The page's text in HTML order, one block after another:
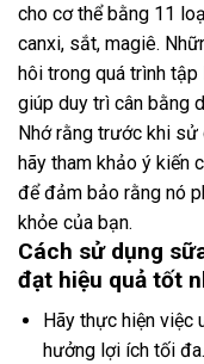
cho cơ thể bằng 11
canxi, sắt, magiê.
hôi trong quá trình
giúp duy trì cân bằng
Nhớ rằng trước khi sử
hãy tham khảo ý kiến
để đảm bảo rằng nó
khỏe của bạn.
Cách sử dụng
đạt hiệu quả tốt
Hãy thực hiện việc
hưởng lợi ích tối